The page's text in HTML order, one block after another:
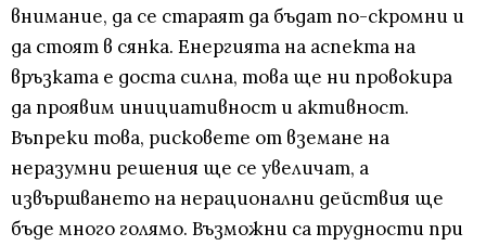
внимание, да се стараят да бъдат по-скромни и
да стоят в сянка. Енергията на аспекта на
връзката е доста силна, това ще ни провокира
да проявим инициативност и активност.
Въпреки това, рисковете от вземане на
неразумни решения ще се увеличат, а
извършването на нерационални действия ще
бъде много голямо. Възможни са трудности при